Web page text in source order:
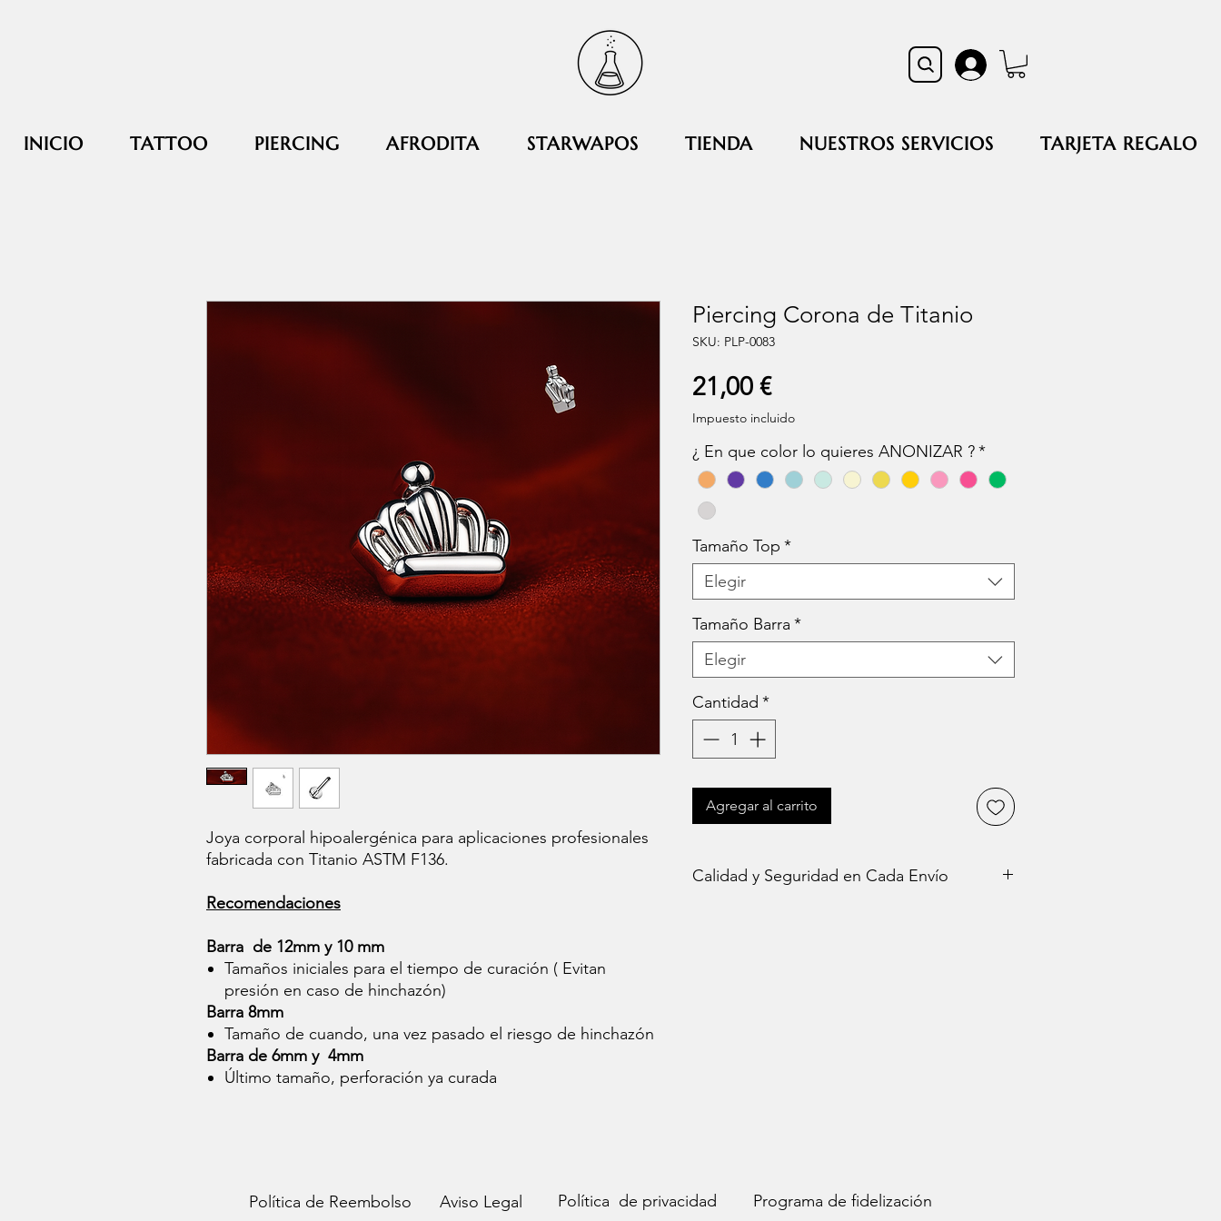
INICIO TATTOO PIERCING AFRODITA STARWAPOS TIENDA NUESTROS SERVICIOS TARJETA REGALO
Joya corporal hipoalergénica para aplicaciones profesionales
fabricada con Titanio ASTM F136.
Recomendaciones
Barra de 12mm y 10 mm
Tamaños iniciales para el tiempo de curación ( Evitan
presión en caso de hinchazón)
Barra 8mm
Tamaño de cuando, una vez pasado el riesgo de hinchazón
Barra de 6mm y 4mm
Último tamaño, perforación ya curada
Piercing Corona de Titanio
SKU: PLP-0083
21,00 €Precio
Impuesto incluido
¿ En que color lo quieres ANONIZAR ?*
Tamaño Top *
Elegir
Tamaño Barra *
Elegir
Cantidad *
Agregar al carrito
Calidad y Seguridad en Cada Envío
Política de Reembolso Aviso Legal Política de privacidad Programa de fidelización